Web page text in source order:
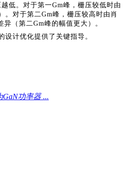
低。对于第一Gm峰，栅压较低时由
。对于第二Gm峰，栅压较高时由肖
异（第二Gm峰的幅值更大）。
计优化提供了关键指导。
功率器 ...